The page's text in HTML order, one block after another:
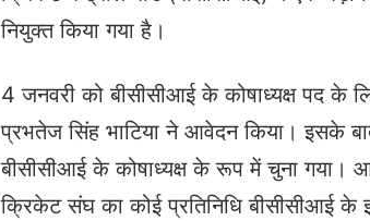
नियुक्त किया गया है।
4 जनवरी को बीसीसीआई के कोषाध्यक्ष पद
प्रभतेज सिंह भाटिया ने आवेदन किया। इसके
बीसीसीआई के कोषाध्यक्ष के रूप में चुना गया।
क्रिकेट संघ का कोई प्रतिनिधि बीसीसीआई